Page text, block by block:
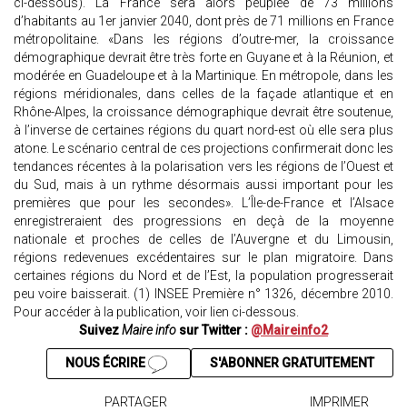
ci-dessous). La France sera alors peuplée de 73 millions
d’habitants au 1er janvier 2040, dont près de 71 millions en France
métropolitaine. «Dans les régions d’outre-mer, la croissance
démographique devrait être très forte en Guyane et à la Réunion, et
modérée en Guadeloupe et à la Martinique. En métropole, dans les
régions méridionales, dans celles de la façade atlantique et en
Rhône-Alpes, la croissance démographique devrait être soutenue,
à l’inverse de certaines régions du quart nord-est où elle sera plus
atone. Le scénario central de ces projections confirmerait donc les
tendances récentes à la polarisation vers les régions de l’Ouest et
du Sud, mais à un rythme désormais aussi important pour les
premières que pour les secondes». L’Île-de-France et l’Alsace
enregistreraient des progressions en deçà de la moyenne
nationale et proches de celles de l’Auvergne et du Limousin,
régions redevenues excédentaires sur le plan migratoire. Dans
certaines régions du Nord et de l’Est, la population progresserait
peu voire baisserait. (1) INSEE Première n° 1326, décembre 2010.
Pour accéder à la publication, voir lien ci-dessous.
SuivezMaire info sur Twitter : @Maireinfo2
S'ABONNER GRATUITEMENT
NOUS ÉCRIRE
PARTAGER IMPRIMER